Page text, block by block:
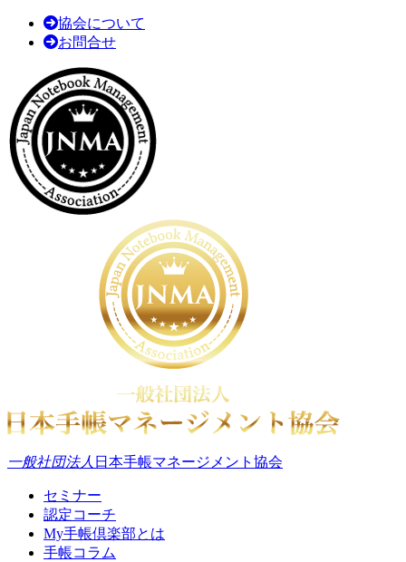
協会について
お問合せ
一般社団法人 日本手帳マネージメント協会
セミナー
認定コーチ
My手帳倶楽部とは
手帳コラム